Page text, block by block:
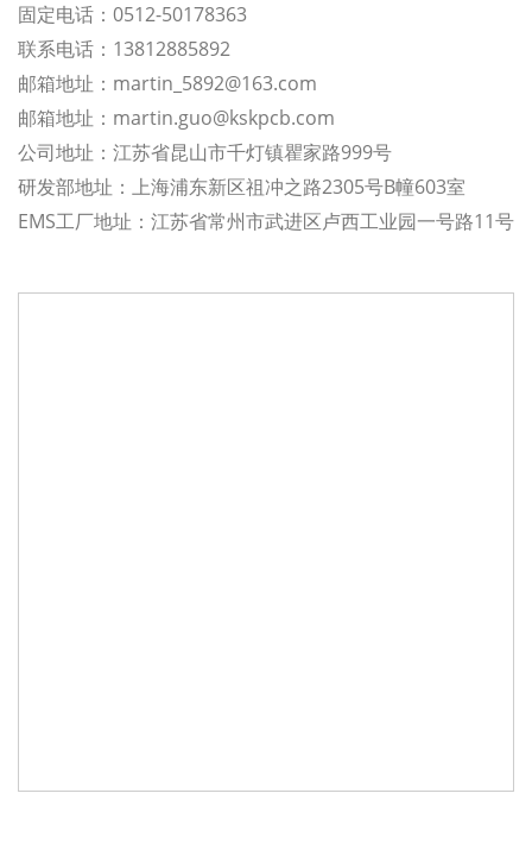
固定电话：0512-50178363
联系电话：13812885892
邮箱地址：martin_5892@163.com
邮箱地址： martin.guo@kskpcb.com
公司地址：江苏省昆山市千灯镇瞿家路999号
研发部地址：上海浦东新区祖冲之路2305号B幢603室
EMS工厂地址：江苏省常州市武进区卢西工业园一号路11号